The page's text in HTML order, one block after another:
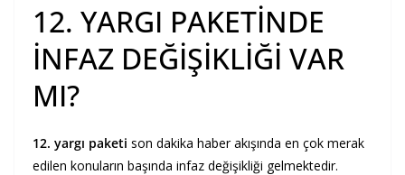
12. YARGI PAKETİNDE
İNFAZ DEĞİŞİKLİĞİ VAR
MI?
12. yargı paketi son dakika haber akışında en çok merak
edilen konuların başında infaz değişikliği gelmektedir.